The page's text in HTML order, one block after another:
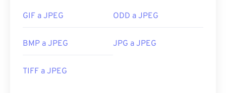
GIF a JPEG ODD a JPEG
BMP a JPEG JPG a JPEG
TIFF a JPEG